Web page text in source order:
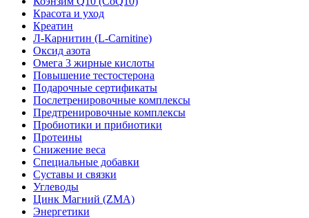
Красота и уход
Креатин
Л-Карнитин (L-Сarnitine)
Оксид азота
Омега 3 жирные кислоты
Повышение тестостерона
Подарочные сертификаты
Послетренировочные комплексы
Предтренировочные комплексы
Пробиотики и прибиотики
Протеины
Снижение веса
Специальные добавки
Суставы и связки
Углеводы
Цинк Магний (ZMA)
Энергетики